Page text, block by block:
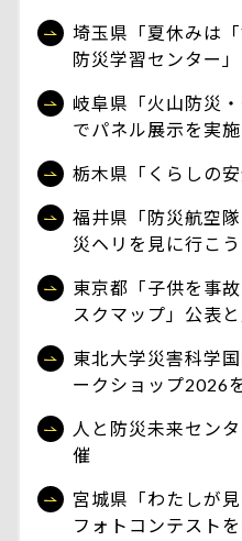
埼玉県「夏休みは
防災学習センター
岐阜県「火山防災
でパネル展示を実
栃木県「くらしの
福井県「防災航空
災ヘリを見に行こ
東京都「子供を事
スクマップ」公表
東北大学災害科学
ークショップ2026
人と防災未来セン
催
宮城県「わたしが
フォトコンテストを